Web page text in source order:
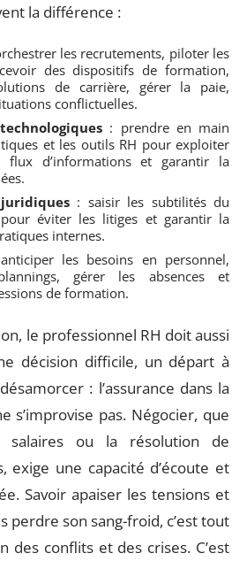
la différence :
les recrutements, piloter les
des dispositifs de formation,
de carrière, gérer la paie,
conflictuelles.
: prendre en main
et les outils RH pour exploiter
flux d’informations et garantir la
juridiques: saisir les subtilités du
éviter les litiges et garantir la
internes.
les besoins en personnel,
gérer les absences et
de formation.
le professionnel RH doit aussi
décision difficile, un départ à
: l’assurance dans la
s’improvise pas. Négocier, que
ou la résolution de
exige une capacité d’écoute et
Savoir apaiser les tensions et
perdre son sang-froid, c’est tout
des conflits et des crises. C’est